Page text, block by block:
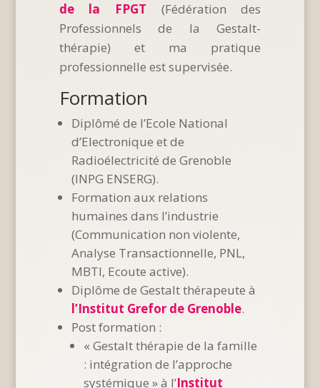
de la FPGT (Fédération des
Professionnels de la Gestalt-
thérapie) et ma pratique
professionnelle est supervisée.
Formation
Diplômé de l’Ecole National
d’Electronique et de
Radioélectricité de Grenoble
(INPG ENSERG).
Formation aux relations
humaines dans l’industrie
(Communication non violente,
Analyse Transactionnelle, PNL,
MBTI, Ecoute active).
Diplôme de Gestalt thérapeute à
l’Institut Grefor de Grenoble.
Post formation :
« Gestalt thérapie de la famille
: intégration de l’approche
systémique » à l’Institut